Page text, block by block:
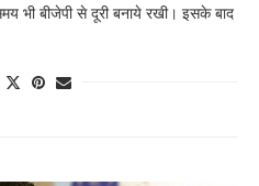
भी बीजेपी से दूरी बनाये रखी। इसके बाद